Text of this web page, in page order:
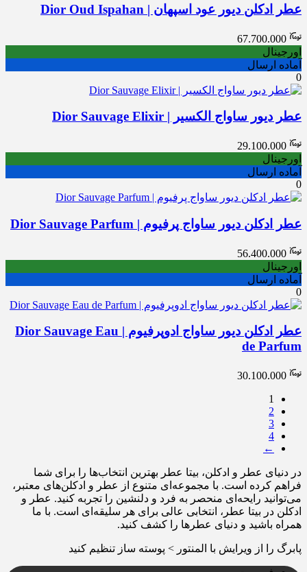
عطر ادکلن دیور عود اسپهان | Dior Oud Ispahan
67.700.000
اورجینال
آماده ارسال
0
عطر دیور ساواج الکسیر | Dior Sauvage Elixir
29.100.000
اورجینال
آماده ارسال
0
عطر ادکلن دیور ساواج پرفیوم | Dior Sauvage Parfum
56.400.000
اورجینال
آماده ارسال
0
عطر ادکلن دیور ساواج ادوپرفیوم | Dior Sauvage Eau
de Parfum
30.100.000
1
2
3
4
←
در دنیای عطر و ادکلن، بیتا عطر بهترین انتخاب‌ها را برای شما
فراهم کرده است. با مجموعه‌ای متنوع از عطر و ادکلن‌های معتبر،
می‌توانید رایحه‌ای منحصر به فرد و دلنشین را تجربه کنید. عطر و
ادکلن در بیتا عطر، انتخابی عالی برای هر سلیقه‌ای است. با ما
همراه باشید و دنیای عطرها را کشف کنید.
پابرگ را از ویرایش با المنتور > پوسته ساز تنظیم کنید